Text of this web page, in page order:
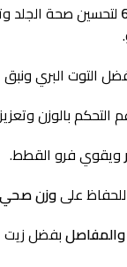
لتحسين صحة الجلد
التوت البري ونبق
التحكم بالوزن
ويقوي فرو القطط.
علىوزن صحي
والمفاصلبفضل زيت